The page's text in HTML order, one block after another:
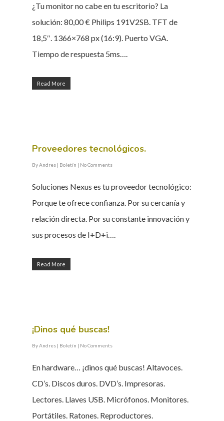
¿Tu monitor no cabe en tu escritorio? La
solución: 80,00 € Philips 191V2SB. TFT de
18,5″. 1366×768 px (16:9). Puerto VGA.
Tiempo de respuesta 5ms….
Read More
Proveedores tecnológicos.
ByAndres | Boletín | No Comments
Soluciones Nexus es tu proveedor tecnológico:
Porque te ofrece confianza. Por su cercanía y
relación directa. Por su constante innovación y
sus procesos de I+D+i….
Read More
¡Dinos qué buscas!
ByAndres | Boletín | No Comments
En hardware… ¡dinos qué buscas! Altavoces.
CD’s. Discos duros. DVD’s. Impresoras.
Lectores. Llaves USB. Micrófonos. Monitores.
Portátiles. Ratones. Reproductores.